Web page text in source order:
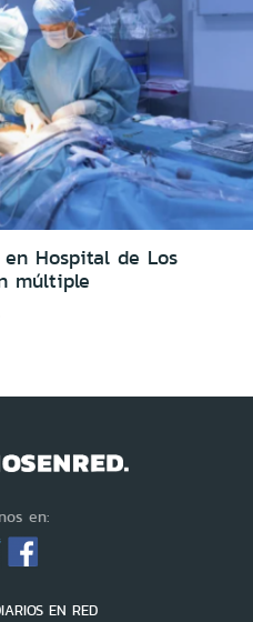
Hospital de Los
múltiple
en:
EN RED